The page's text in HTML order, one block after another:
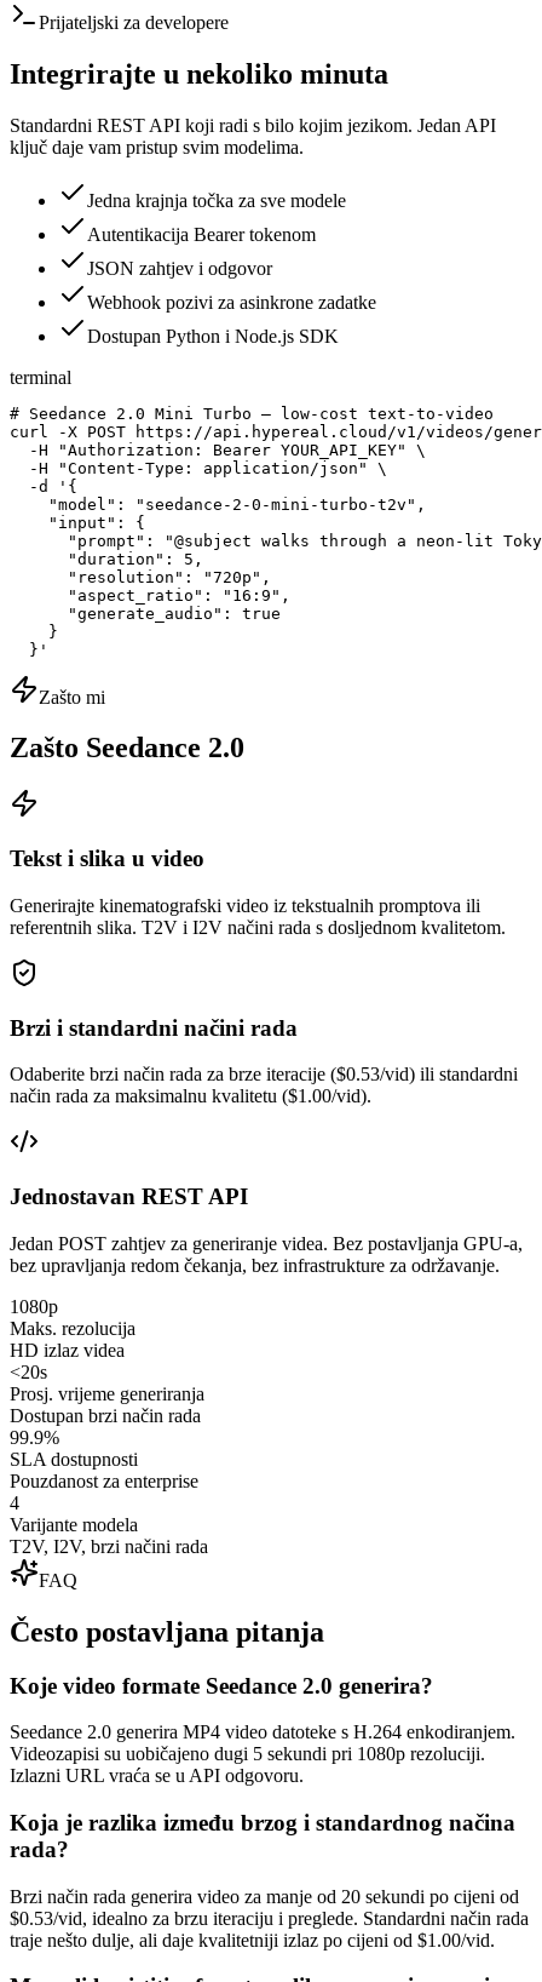
Prijateljski za developere
Integrirajte u nekoliko minuta
Standardni REST API koji radi s bilo kojim jezikom. Jedan API
ključ daje vam pristup svim modelima.
Jedna krajnja točka za sve modele
Autentikacija Bearer tokenom
JSON zahtjev i odgovor
Webhook pozivi za asinkrone zadatke
Dostupan Python i Node.js SDK
terminal
# Seedance 2.0 Mini Turbo — low-cost text-to-video
curl -X POST https://api.hypereal.cloud/v1/videos/
  -H "Authorization: Bearer YOUR_API_KEY" \
  -H "Content-Type: application/json" \
  -d '{
    "model": "seedance-2-0-mini-turbo-t2v",
    "input": {
"prompt": "@subject walks through a neon-lit
      "duration": 5,
      "resolution": "720p",
      "aspect_ratio": "16:9",
      "generate_audio": true
    }
  }'
Zašto mi
Zašto Seedance 2.0
Tekst i slika u video
Generirajte kinematografski video iz tekstualnih promptova ili
referentnih slika. T2V i I2V načini rada s dosljednom kvalitetom.
Brzi i standardni načini rada
Odaberite brzi način rada za brze iteracije ($0.53/vid) ili standardni
način rada za maksimalnu kvalitetu ($1.00/vid).
Jednostavan REST API
Jedan POST zahtjev za generiranje videa. Bez postavljanja GPU-a,
bez upravljanja redom čekanja, bez infrastrukture za održavanje.
1080p
Maks. rezolucija
HD izlaz videa
<20s
Prosj. vrijeme generiranja
Dostupan brzi način rada
99.9%
SLA dostupnosti
Pouzdanost za enterprise
4
Varijante modela
T2V, I2V, brzi načini rada
FAQ
Često postavljana pitanja
Koje video formate Seedance 2.0 generira?
Seedance 2.0 generira MP4 video datoteke s H.264 enkodiranjem.
Videozapisi su uobičajeno dugi 5 sekundi pri 1080p rezoluciji.
Izlazni URL vraća se u API odgovoru.
Koja je razlika između brzog i standardnog načina
rada?
Brzi način rada generira video za manje od 20 sekundi po cijeni od
$0.53/vid, idealno za brzu iteraciju i preglede. Standardni način rada
traje nešto dulje, ali daje kvalitetniji izlaz po cijeni od $1.00/vid.